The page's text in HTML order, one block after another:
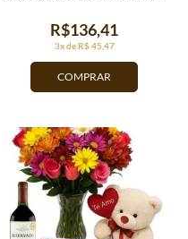
COMPRAR
3x de R$ 45,47
R$136,41